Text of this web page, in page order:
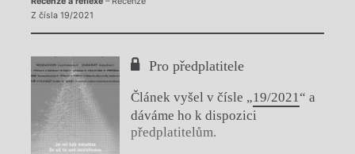
Z čísla 19/2021
Pro předplatitele
Článek vyšel v čísle „19/2021“ a
dáváme ho k dispozici
předplatitelům.